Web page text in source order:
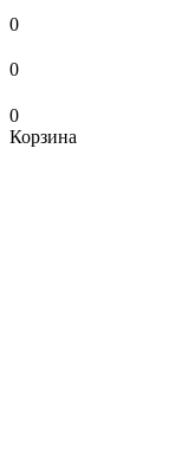
0
0
0
Корзина